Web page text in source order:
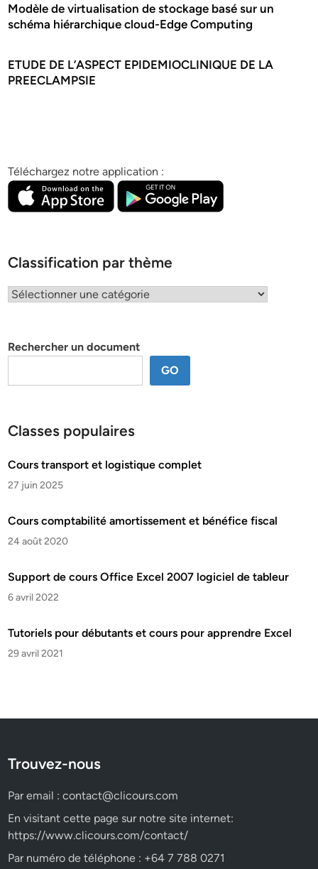
Modèle de virtualisation de stockage basé sur un
schéma hiérarchique cloud-Edge Computing
ETUDE DE L’ASPECT EPIDEMIOCLINIQUE DE LA
PREECLAMPSIE
Téléchargez notre application :
Classification par thème
Classification
Rechercher un document
GO
Classes populaires
Cours transport et logistique complet
27 juin 2025
Cours comptabilité amortissement et bénéfice fiscal
24 août 2020
Support de cours Office Excel 2007 logiciel de tableur
6 avril 2022
Tutoriels pour débutants et cours pour apprendre Excel
29 avril 2021
Trouvez-nous
Par email :contact@clicours.com
En visitant cette page sur notre site internet:
https://www.clicours.com/contact/
Par numéro de téléphone : +64 7 788 0271